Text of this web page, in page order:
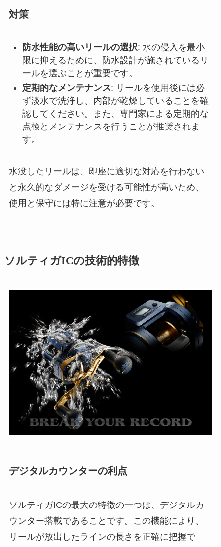
対策
防水性能の高いリールの選択: 水の侵入を最小
限に抑えるために、防水設計が施されているリ
ールを選ぶことが重要です。
定期的なメンテナンス: リールを使用後には必
ず淡水で洗浄し、内部が乾燥していることを確
認してください。また、専門家による定期的な
点検とメンテナンスを行うことが推奨されま
す。
水没したリールは、即座に適切な対応を行わない
と永久的なダメージを受ける可能性が高いため、
使用と保守には特に注意が必要です。
ソルティガICの技術的特徴
デジタルカウンターの利点
ソルティガICの最大の特徴の一つは、デジタルカ
ウンター搭載であることです。この機能により、
リールが放出したラインの長さを正確に把握で